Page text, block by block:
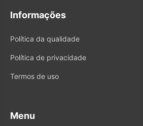
Informações
Política da qualidade
Política de privacidade
Termos de uso
Menu